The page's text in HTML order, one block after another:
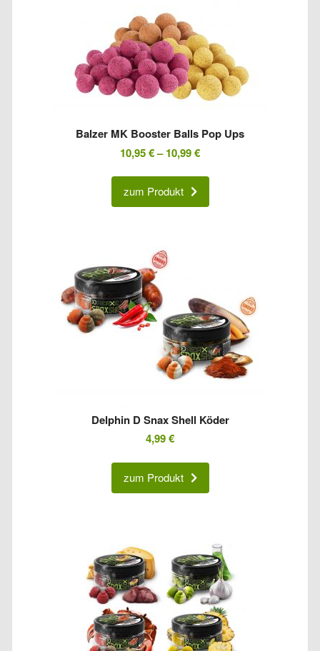
Balzer MK Booster Balls Pop Ups
10,95€–10,99€
zum Produkt
Delphin D Snax Shell Köder
4,99€
zum Produkt